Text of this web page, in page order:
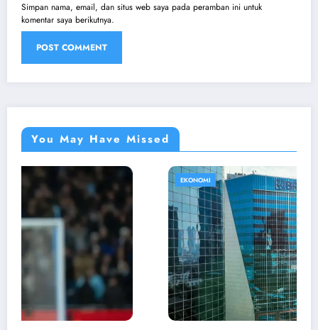
Simpan nama, email, dan situs web saya pada peramban ini untuk
komentar saya berikutnya.
You May Have Missed